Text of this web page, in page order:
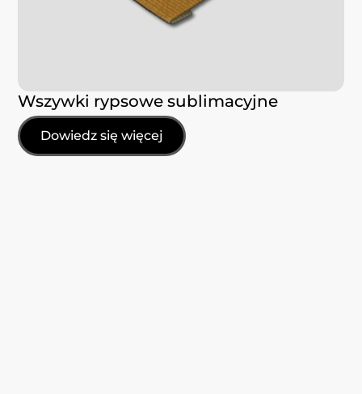
Wszywki rypsowe sublimacyjne
Dowiedz się więcej